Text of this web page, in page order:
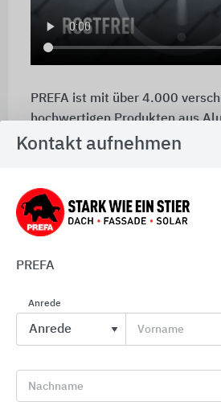
PREFA ist mit über 4.000
hochwertigen Produkten aus
starker Partner für
Der kreativen Dach- und
mit dem Systemanbieter PREFA
Grenzen gesetzt. Das
Produkt für die Dach- wie die
eingesetzt werden kann und hier
Kontakt aufnehmen
PREFA
Anrede
Vorname
Nachname